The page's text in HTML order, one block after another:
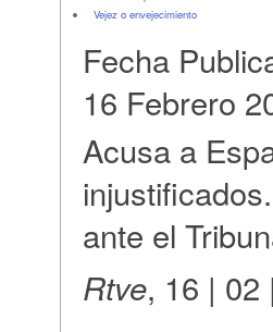
Vejez o envejecimiento
Fecha
16 Febrero
Acusa a
ante el
Rtve, 16 | 02